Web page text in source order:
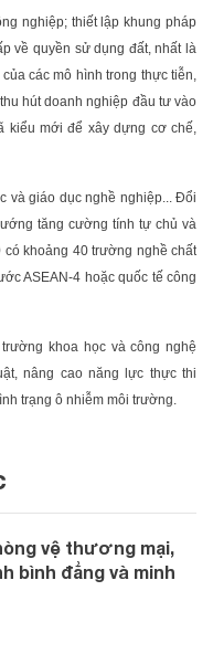
nghiệp; thiết lập khung pháp
về quyền sử dụng đất, nhất là
các mô hình trong thực tiễn,
hút doanh nghiệp đầu tư vào
kiểu mới để xây dựng cơ chế,
và giáo dục nghề nghiệp... Đổi
tăng cường tính tự chủ và
khoảng 40 trường nghề chất
ASEAN-4 hoặc quốc tế công
khoa học và công nghệ
nâng cao năng lực thực thi
trạng ô nhiễm môi trường.
vệ thương mại,
bình đẳng và minh